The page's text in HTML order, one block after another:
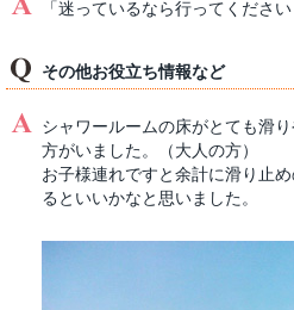
「迷っているなら行ってくださ
その他お役立ち情報など
シャワールームの床がとても滑
方がいました。（大人の方）
お子様連れですと余計に滑り止
るといいかなと思いました。